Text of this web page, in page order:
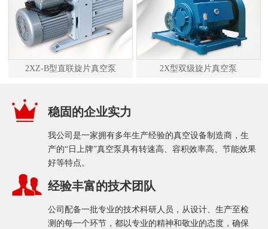
2XZ-B型直联旋片真空泵 2X型双级旋片真空泵
稳固的企业实力
我公司是一家拥有多年生产经验的真空设备制造商，生
产的“日上牌”真空泵具有转速高、容积效率高、节能效果
好等特点。
经验丰富的技术团队
公司配备一批专业的技术科研人员，从设计、生产至检
测的每一个环节，都以专业的精神和敬业的态度，确保